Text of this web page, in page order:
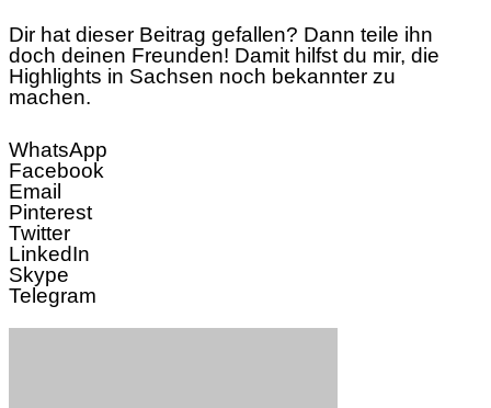
Dir hat dieser Beitrag gefallen? Dann teile ihn
doch deinen Freunden! Damit hilfst du mir, die
Highlights in Sachsen noch bekannter zu
machen.
WhatsApp
Facebook
Email
Pinterest
Twitter
LinkedIn
Skype
Telegram